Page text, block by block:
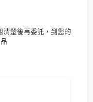
清楚後再委託，到您的